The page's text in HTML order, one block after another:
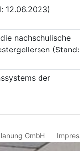
12.06.2023)
nachschulische
(Stand:
der
GmbH